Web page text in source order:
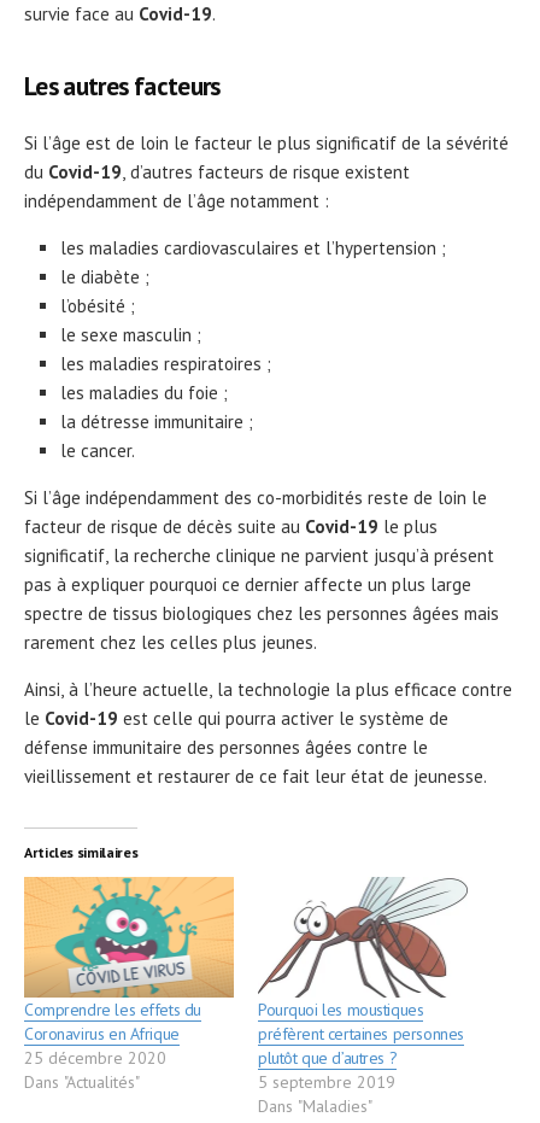
survie face au Covid-19.
Les autres facteurs
Si l’âge est de loin le facteur le plus significatif de la sévérité
du Covid-19, d’autres facteurs de risque existent
indépendamment de l’âge notamment :
les maladies cardiovasculaires et l’hypertension ;
le diabète ;
l’obésité ;
le sexe masculin ;
les maladies respiratoires ;
les maladies du foie ;
la détresse immunitaire ;
le cancer.
Si l’âge indépendamment des co-morbidités reste de loin le
facteur de risque de décès suite au Covid-19 le plus
significatif, la recherche clinique ne parvient jusqu’à présent
pas à expliquer pourquoi ce dernier affecte un plus large
spectre de tissus biologiques chez les personnes âgées mais
rarement chez les celles plus jeunes.
Ainsi, à l’heure actuelle, la technologie la plus efficace contre
le Covid-19 est celle qui pourra activer le système de
défense immunitaire des personnes âgées contre le
vieillissement et restaurer de ce fait leur état de jeunesse.
Articles similaires
Comprendre les effets du
Coronavirus en Afrique
25 décembre 2020
Dans "Actualités"
Pourquoi les moustiques
préfèrent certaines personnes
plutôt que d’autres ?
5 septembre 2019
Dans "Maladies"